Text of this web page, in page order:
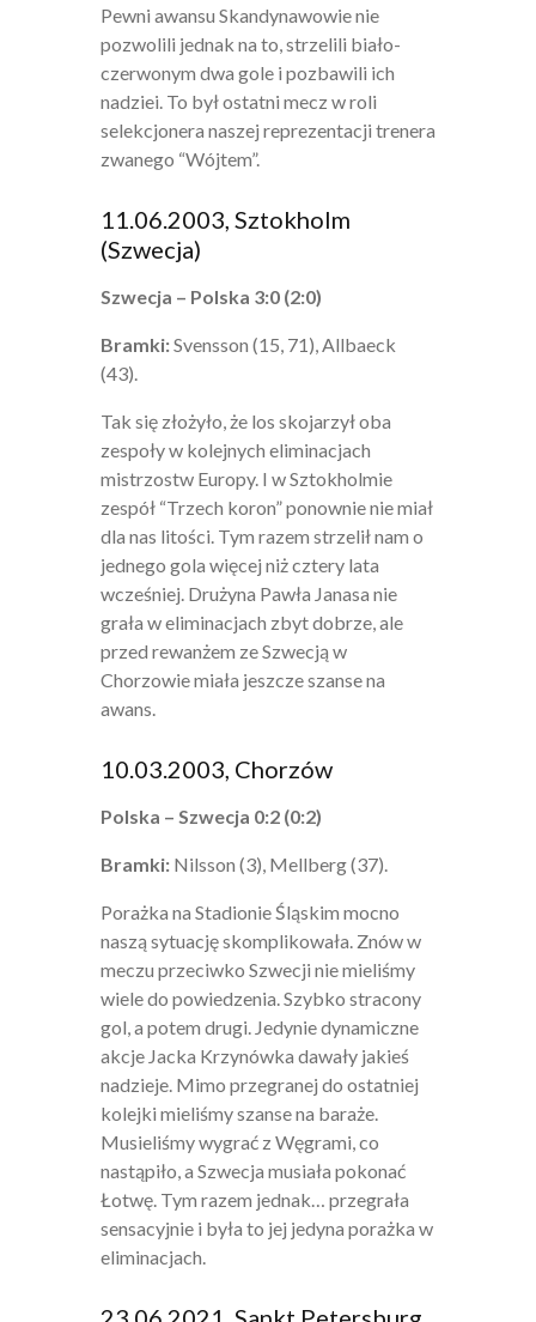
Pewni awansu Skandynawowie nie
pozwolili jednak na to, strzelili biało-
czerwonym dwa gole i pozbawili ich
nadziei. To był ostatni mecz w roli
selekcjonera naszej reprezentacji trenera
zwanego “Wójtem”.
11.06.2003, Sztokholm
(Szwecja)
Szwecja – Polska 3:0 (2:0)
Bramki:Svensson (15, 71), Allbaeck
(43).
Tak się złożyło, że los skojarzył oba
zespoły w kolejnych eliminacjach
mistrzostw Europy. I w Sztokholmie
zespół “Trzech koron” ponownie nie miał
dla nas litości. Tym razem strzelił nam o
jednego gola więcej niż cztery lata
wcześniej. Drużyna Pawła Janasa nie
grała w eliminacjach zbyt dobrze, ale
przed rewanżem ze Szwecją w
Chorzowie miała jeszcze szanse na
awans.
10.03.2003, Chorzów
Polska – Szwecja 0:2 (0:2)
Bramki: Nilsson (3), Mellberg (37).
Porażka na Stadionie Śląskim mocno
naszą sytuację skomplikowała. Znów w
meczu przeciwko Szwecji nie mieliśmy
wiele do powiedzenia. Szybko stracony
gol, a potem drugi. Jedynie dynamiczne
akcje Jacka Krzynówka dawały jakieś
nadzieje. Mimo przegranej do ostatniej
kolejki mieliśmy szanse na baraże.
Musieliśmy wygrać z Węgrami, co
nastąpiło, a Szwecja musiała pokonać
Łotwę. Tym razem jednak… przegrała
sensacyjnie i była to jej jedyna porażka w
eliminacjach.